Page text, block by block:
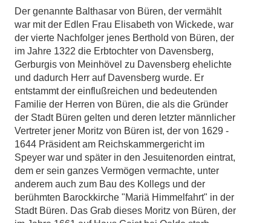
Der genannte Balthasar von Büren, der vermählt
war mit der Edlen Frau Elisabeth von Wickede, war
der vierte Nachfolger jenes Berthold von Büren, der
im Jahre 1322 die Erbtochter von Davensberg,
Gerburgis von Meinhövel zu Davensberg ehelichte
und dadurch Herr auf Davensberg wurde. Er
entstammt der einflußreichen und bedeutenden
Familie der Herren von Büren, die als die Gründer
der Stadt Büren gelten und deren letzter männlicher
Vertreter jener Moritz von Büren ist, der von 1629 -
1644 Präsident am Reichskammergericht im
Speyer war und später in den Jesuitenorden eintrat,
dem er sein ganzes Vermögen vermachte, unter
anderem auch zum Bau des Kollegs und der
berühmten Barockkirche "Mariä Himmelfahrt" in der
Stadt Büren. Das Grab dieses Moritz von Büren, der